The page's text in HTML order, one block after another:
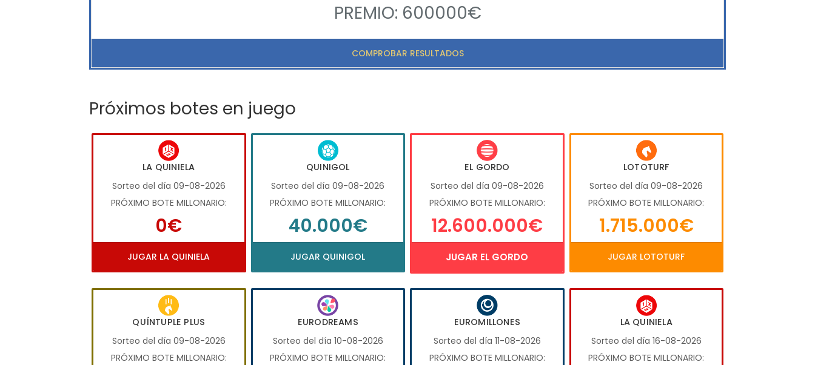
PREMIO: 600000€
COMPROBAR RESULTADOS
Próximos botes en juego
LA QUINIELA
Sorteo del día 09-08-2026
PRÓXIMO BOTE MILLONARIO:
0€
JUGAR LA QUINIELA
QUINIGOL
Sorteo del día 09-08-2026
PRÓXIMO BOTE MILLONARIO:
40.000€
JUGAR QUINIGOL
EL GORDO
Sorteo del día 09-08-2026
PRÓXIMO BOTE MILLONARIO:
12.600.000€
JUGAR EL GORDO
LOTOTURF
Sorteo del día 09-08-2026
PRÓXIMO BOTE MILLONARIO:
1.715.000€
JUGAR LOTOTURF
QUÍNTUPLE PLUS
Sorteo del día 09-08-2026
PRÓXIMO BOTE MILLONARIO:
EURODREAMS
Sorteo del día 10-08-2026
PRÓXIMO BOTE MILLONARIO:
EUROMILLONES
Sorteo del día 11-08-2026
PRÓXIMO BOTE MILLONARIO:
LA QUINIELA
Sorteo del día 16-08-2026
PRÓXIMO BOTE MILLONARIO: